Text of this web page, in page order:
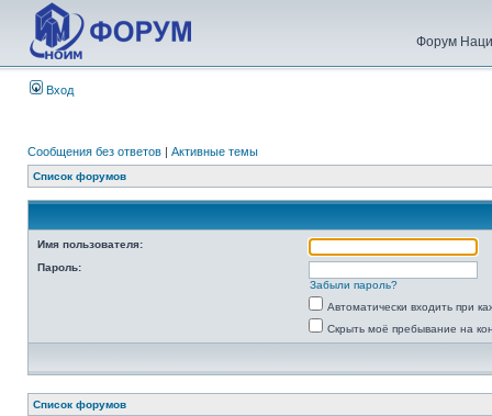
Форум
Вход
Сообщения без ответов | Активные темы
Список форумов
Имя пользователя:
Пароль:
Забыли пароль?
Автоматически входить при
Скрыть моё пребывание на
Список форумов